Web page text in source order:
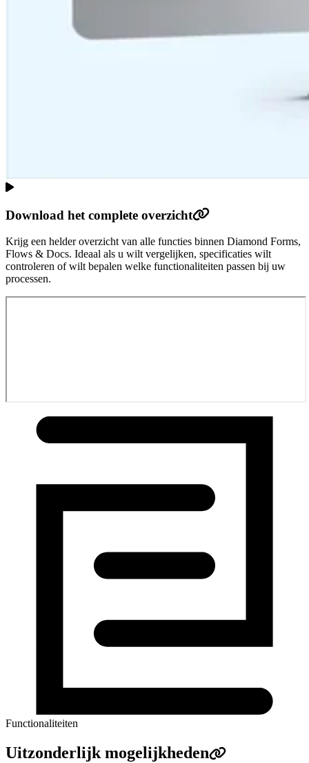
Download het complete overzicht
Krijg een helder overzicht van alle functies binnen Diamond Forms,
Flows & Docs. Ideaal als u wilt vergelijken, specificaties wilt
controleren of wilt bepalen welke functionaliteiten passen bij uw
processen.
Functionaliteiten
Uitzonderlijk mogelijkheden